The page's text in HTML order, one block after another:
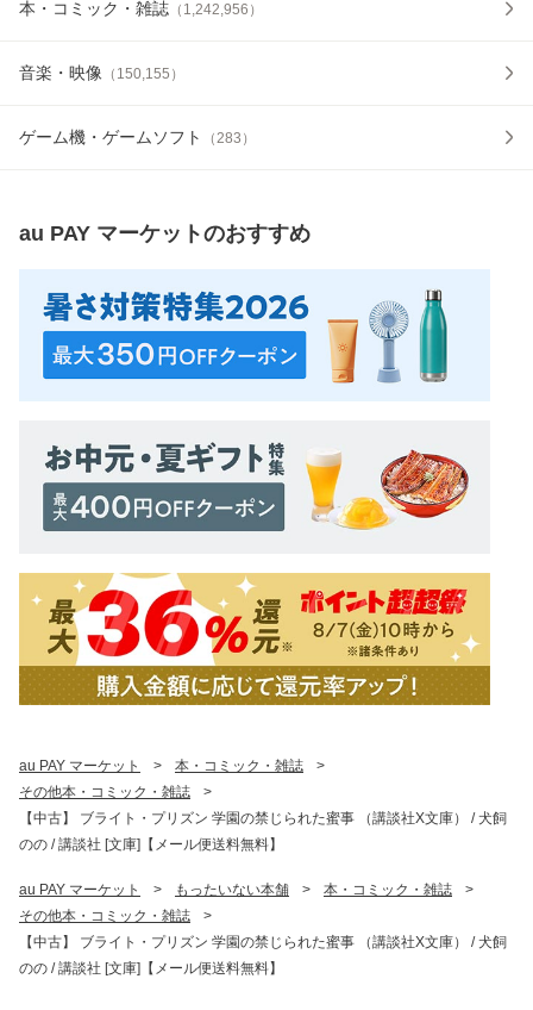
本・コミック・雑誌 （ 1,242,956 ）
音楽・映像 （ 150,155 ）
ゲーム機・ゲームソフト （283 ）
au PAY マーケットのおすすめ
au PAY マーケット > 本・コミック・雑誌
>
その他本・コミック・雑誌
>
【中古】 ブライト・プリズン 学園の禁じられた蜜事 （講談社X文庫） / 犬飼
のの / 講談社 [文庫]【メール便送料無料】
au PAY マーケット > もったいない本舗 > 本・コミック・雑誌
>
その他本・コミック・雑誌
>
【中古】 ブライト・プリズン 学園の禁じられた蜜事 （講談社X文庫） / 犬飼
のの / 講談社 [文庫]【メール便送料無料】